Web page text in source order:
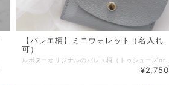
【バレエ柄】ミニウォレット（名入れ
可）
¥2,750